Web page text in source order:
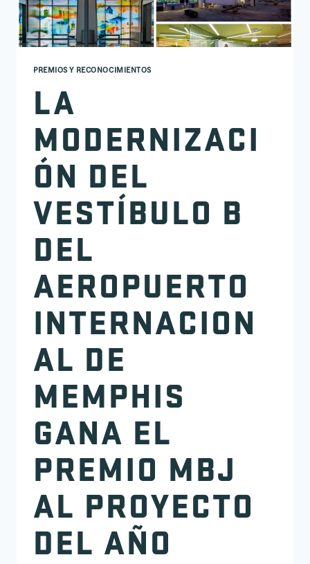
PREMIOS Y RECONOCIMIENTOS
LA
MODERNIZACI
ÓN DEL
VESTÍBULO B
DEL
AEROPUERTO
INTERNACION
AL DE
MEMPHIS
GANA EL
PREMIO MBJ
AL PROYECTO
DEL AÑO